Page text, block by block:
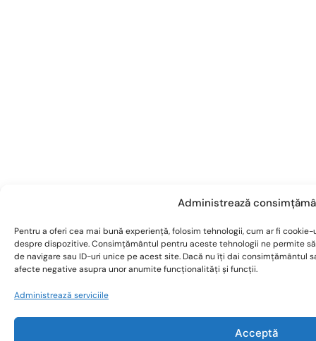
Administrează
Pentru a oferi cea mai bună experiență, folosim tehnologii, cum ar fi
despre dispozitive. Consimțământul pentru aceste tehnologii ne permite
de navigare sau ID-uri unice pe acest site. Dacă nu îți dai consimțământul
afecte negative asupra unor anumite funcționalități și funcții.
Administrează serviciile
Acceptă